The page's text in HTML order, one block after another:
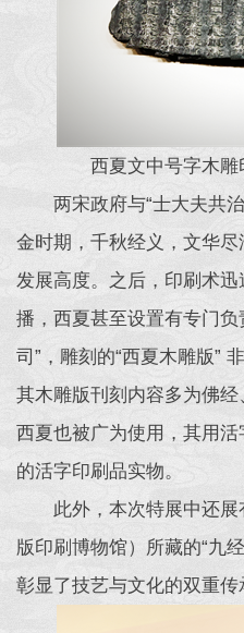
西夏文中号字木
两宋政府与“士大夫共
金时期，千秋经义，文华
发展高度。之后，印刷术
播，西夏甚至设置有专门
司”，雕刻的“西夏木雕版”
其木雕版刊刻内容多为佛
西夏也被广为使用，其用
的活字印刷品实物。
此外，本次特展中还
版印刷博物馆）所藏的“九
彰显了技艺与文化的双重传